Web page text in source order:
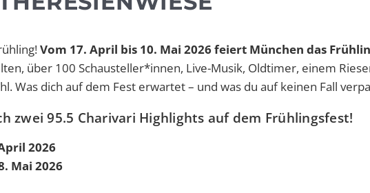
Vom 17. April bis 10. Mai 2026 feiert München das
über 100 Schausteller*innen, Live-Musik, Oldtimer, einem
Was dich auf dem Fest erwartet – und was du auf keinen Fall
zwei 95.5 Charivari Highlights auf dem Frühlingsfest!
2026
Mai 2026